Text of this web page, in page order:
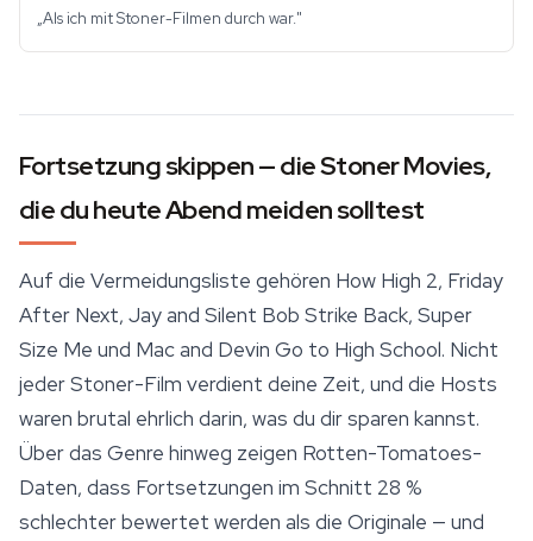
„Als ich mit Stoner-Filmen durch war."
Fortsetzung skippen — die Stoner Movies,
die du heute Abend meiden solltest
Auf die Vermeidungsliste gehören How High 2, Friday
After Next, Jay and Silent Bob Strike Back, Super
Size Me und Mac and Devin Go to High School. Nicht
jeder Stoner-Film verdient deine Zeit, und die Hosts
waren brutal ehrlich darin, was du dir sparen kannst.
Über das Genre hinweg zeigen Rotten-Tomatoes-
Daten, dass Fortsetzungen im Schnitt 28 %
schlechter bewertet werden als die Originale — und